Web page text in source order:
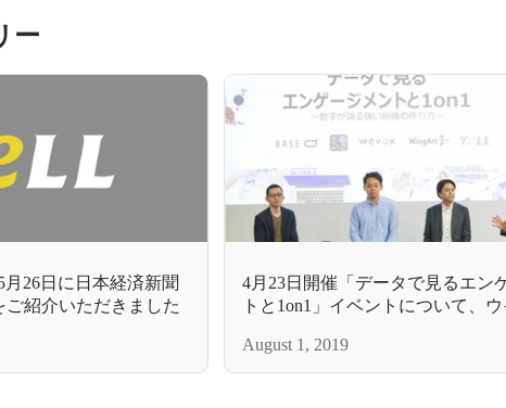
ー
月26日に日本経済新聞
紹介いただきました
4月23日開催「データで見るエン
トと1on1」イベントについて、
じかん」に掲載いただきました
August 1, 2019